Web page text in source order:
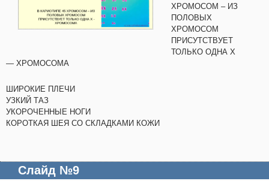
ХРОМОСОМ – ИЗ
ПОЛОВЫХ
ХРОМОСОМ
ПРИСУТСТВУЕТ
ТОЛЬКО ОДНА Х
— ХРОМОСОМА
ШИРОКИЕ ПЛЕЧИ
УЗКИЙ ТАЗ
УКОРОЧЕННЫЕ НОГИ
КОРОТКАЯ ШЕЯ СО СКЛАДКАМИ КОЖИ
Слайд №9